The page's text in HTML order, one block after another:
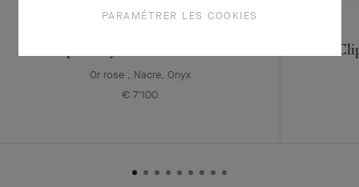
Or rose , Nacre, Onyx
€ 7'100
PARAMÉTRER LES COOKIES